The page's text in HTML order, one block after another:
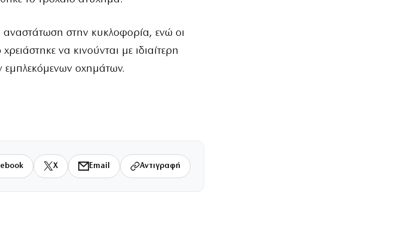
αναστάτωση στην κυκλοφορία, ενώ οι
να κινούνται με ιδιαίτερη
οχημάτων.
X Email Αντιγραφή